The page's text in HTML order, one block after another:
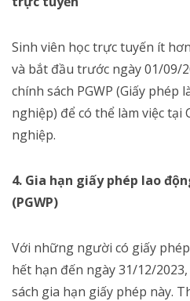
Sinh viên học trực tuyến ít
và bắt đầu trước ngày 01/09/
chính sách PGWP (Giấy phép
nghiệp) để có thể làm việc tại
nghiệp.
4. Gia hạn giấy phép lao
(PGWP)
Với những người có giấy
hết hạn đến ngày 31/12/
sách gia hạn giấy phép này.